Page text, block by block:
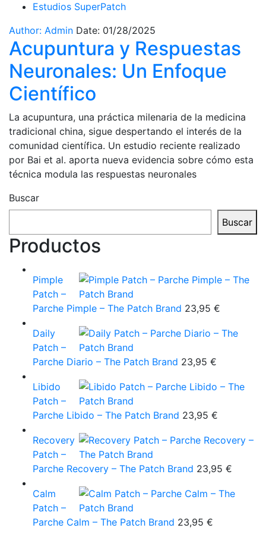
Estudios SuperPatch
Author: Admin Date: 01/28/2025
Acupuntura y Respuestas
Neuronales: Un Enfoque
Científico
La acupuntura, una práctica milenaria de la medicina
tradicional china, sigue despertando el interés de la
comunidad científica. Un estudio reciente realizado
por Bai et al. aporta nueva evidencia sobre cómo esta
técnica modula las respuestas neuronales
Buscar
Buscar
Productos
Pimple
Patch –
Parche Pimple – The Patch Brand 23,95 €
Daily
Patch –
Parche Diario – The Patch Brand 23,95 €
Libido
Patch –
Parche Libido – The Patch Brand 23,95 €
Recovery
Patch –
Parche Recovery – The Patch Brand 23,95 €
Calm
Patch –
Parche Calm – The Patch Brand 23,95 €